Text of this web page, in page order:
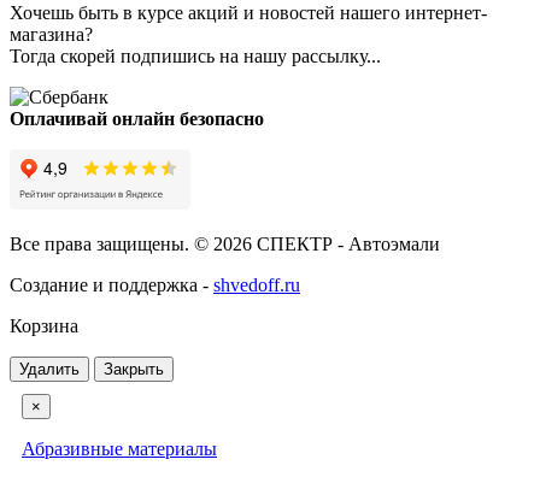
Хочешь быть в курсе акций и новостей нашего интернет-
магазина?
Тогда скорей подпишись на нашу рассылку...
Оплачивай онлайн безопасно
Все права защищены. © 2026 СПЕКТР - Автоэмали
Создание и поддержка - shvedoff.ru
Корзина
Удалить Закрыть
×
Абразивные материалы